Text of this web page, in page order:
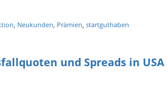
, Neukunden, Prämien, startguthaben
und Spreads in USA